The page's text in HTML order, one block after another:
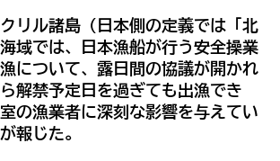
リル諸島（日本側の定義では「北
域では、日本漁船が行う安全操業
について、露日間の協議が開かれ
解禁予定日を過ぎても出漁でき
の漁業者に深刻な影響を与えてい
報じた。